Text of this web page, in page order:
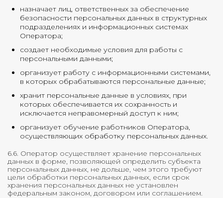
назначает лиц, ответственных за обеспечение
безопасности персональных данных в структурных
подразделениях и информационных системах
Оператора;
создает необходимые условия для работы с
персональными данными;
организует работу с информационными системами,
в которых обрабатываются персональные данные;
хранит персональные данные в условиях, при
которых обеспечивается их сохранность и
исключается неправомерный доступ к ним;
организует обучение работников Оператора,
осуществляющих обработку персональных данных.
6.6. Оператор осуществляет хранение персональных
данных в форме, позволяющей определить субъекта
персональных данных, не дольше, чем этого требуют
цели обработки персональных данных, если срок
хранения персональных данных не установлен
федеральным законом, договором или соглашением.